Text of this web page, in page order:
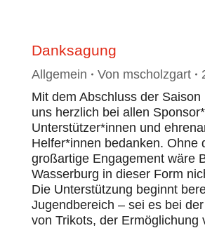
Danksagung
Allgemein Von mscholzgart
Mit dem Abschluss der
uns herzlich bei allen
Unterstützer*innen und
Helfer*innen bedanken. Ohne
großartige Engagement wäre
Wasserburg in dieser Form
Die Unterstützung beginnt
Jugendbereich – sei es bei
von Trikots, der Ermöglichung